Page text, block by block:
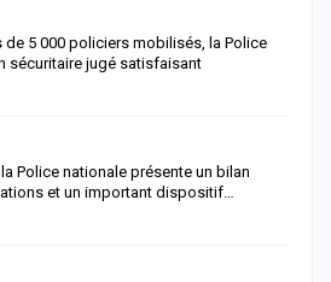
de 5 000 policiers mobilisés, la Police
sécuritaire jugé satisfaisant
Police nationale présente un bilan
et un important dispositif…